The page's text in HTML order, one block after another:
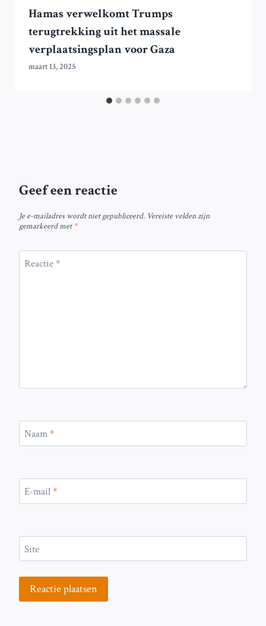
Hamas verwelkomt Trumps
terugtrekking uit het massale
verplaatsingsplan voor Gaza
maart 13, 2025
Geef een reactie
Je e-mailadres wordt niet gepubliceerd. Vereiste velden zijn
gemarkeerd met*
Reactie*
Naam*
E-mail*
Site